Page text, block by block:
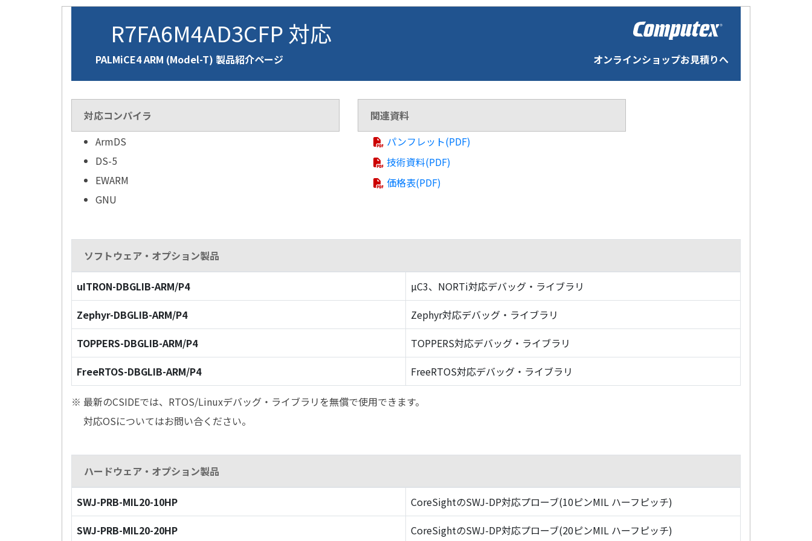
R7FA6M4AD3CFP 対応
PALMiCE4 ARM (Model-T) 製品紹介ページ オンラインショップお見積りへ
対応コンパイラ
ArmDS
DS-5
EWARM
GNU
関連資料
パンフレット(PDF)
技術資料(PDF)
価格表(PDF)
ソフトウェア・オプション製品
uITRON-DBGLIB-ARM/P4
µC3、NORTi対応デバッグ・ライブラリ
Zephyr-DBGLIB-ARM/P4
Zephyr対応デバッグ・ライブラリ
TOPPERS-DBGLIB-ARM/P4
TOPPERS対応デバッグ・ライブラリ
FreeRTOS-DBGLIB-ARM/P4
FreeRTOS対応デバッグ・ライブラリ
※ 最新のCSIDEでは、RTOS/Linuxデバッグ・ライブラリを無償で使用できます。
対応OSについてはお問い合ください。
ハードウェア・オプション製品
SWJ-PRB-MIL20-10HP
CoreSightのSWJ-DP対応プローブ(10ピンMIL ハーフピッチ)
SWJ-PRB-MIL20-20HP
CoreSightのSWJ-DP対応プローブ(20ピンMIL ハーフピッチ)